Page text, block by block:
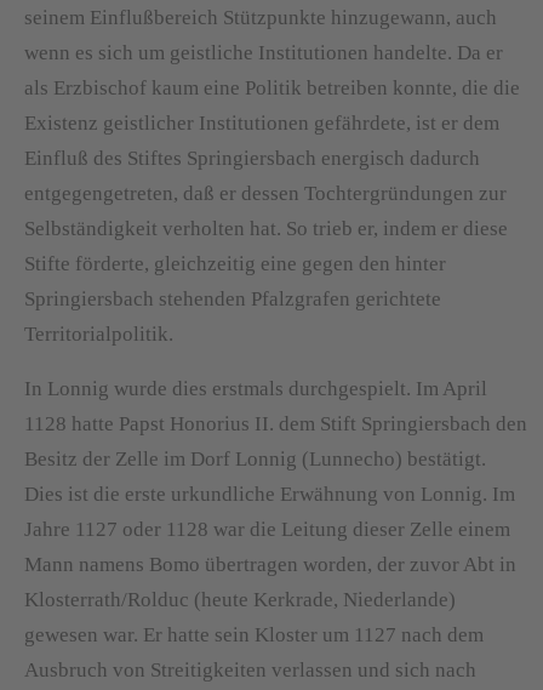
seinem Einflußbereich Stützpunkte hinzugewann, auch
wenn es sich um geistliche Institutionen handelte. Da er
als Erzbischof kaum eine Politik betreiben konnte, die die
Existenz geistlicher Institutionen gefährdete, ist er dem
Einfluß des Stiftes Springiersbach energisch dadurch
entgegengetreten, daß er dessen Tochtergründungen zur
Selbständigkeit verholten hat. So trieb er, indem er diese
Stifte förderte, gleichzeitig eine gegen den hinter
Springiersbach stehenden Pfalzgrafen gerichtete
Territorialpolitik.
In Lonnig wurde dies erstmals durchgespielt. Im April
1128 hatte Papst Honorius II. dem Stift Springiersbach den
Besitz der Zelle im Dorf Lonnig (Lunnecho) bestätigt.
Dies ist die erste urkundliche Erwähnung von Lonnig. Im
Jahre 1127 oder 1128 war die Leitung dieser Zelle einem
Mann namens Bomo übertragen worden, der zuvor Abt in
Klosterrath/Rolduc (heute Kerkrade, Niederlande)
gewesen war. Er hatte sein Kloster um 1127 nach dem
Ausbruch von Streitigkeiten verlassen und sich nach